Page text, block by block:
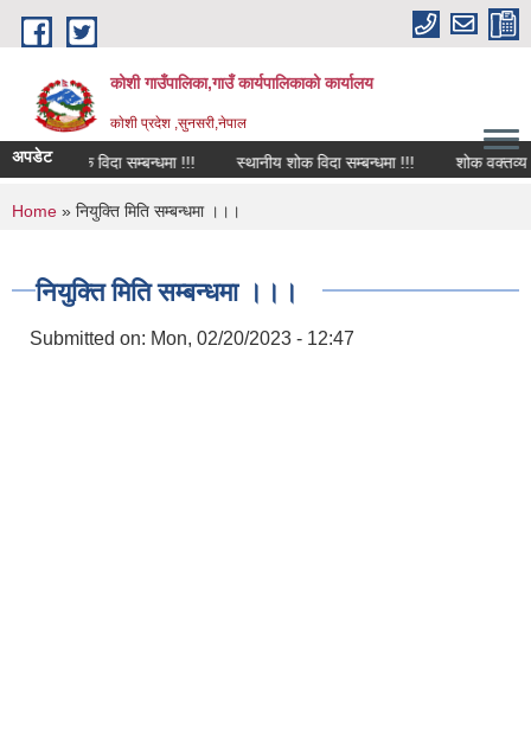
Skip to main content
कोशी गाउँपालिका,गाउँ कार्यपालिकाको कार्यालय
काेशी प्रदेश ,सुनसरी,नेपाल
अपडेटशोक विदा सम्बन्धमा !!! स्थानीय शोक विदा सम्बन्धमा !!! शोक वक्तव्य
You are here
Home » नियुक्ति मिति सम्बन्धमा ।।।
नियुक्ति मिति सम्बन्धमा ।।।
Submitted on: Mon, 02/20/2023 - 12:47